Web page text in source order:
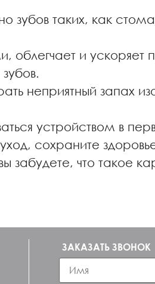
зубов таких, как
облегчает и ускоряет
неприятный запах
устройством в
сохраните
забудете, что такое
ЗАКАЗАТЬ ЗВОНОК